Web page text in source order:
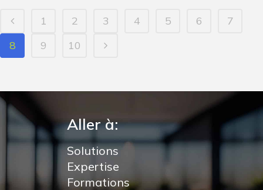
1 2 3 4 5 6
7
8
9 10
Aller à:
Solutions
Expertise
Formations